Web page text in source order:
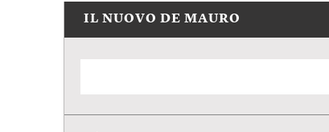
IL NUOVO DE MAURO